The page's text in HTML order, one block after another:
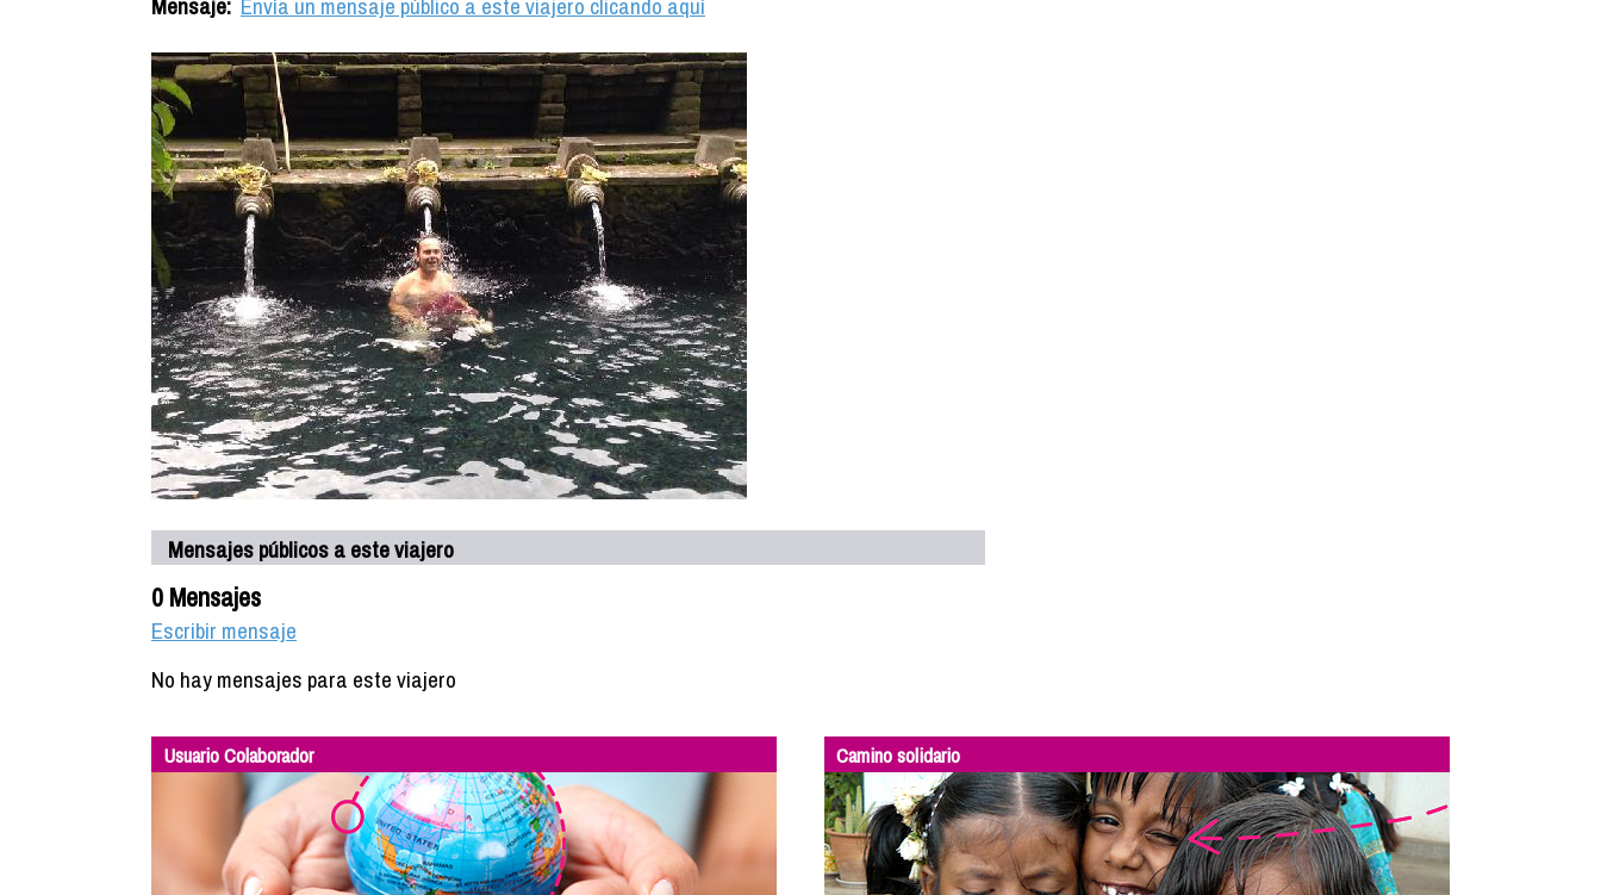
Mensajes públicos a este viajero
0 Mensajes
Escribir mensaje
No hay mensajes para este viajero
Usuario Colaborador Camino solidario